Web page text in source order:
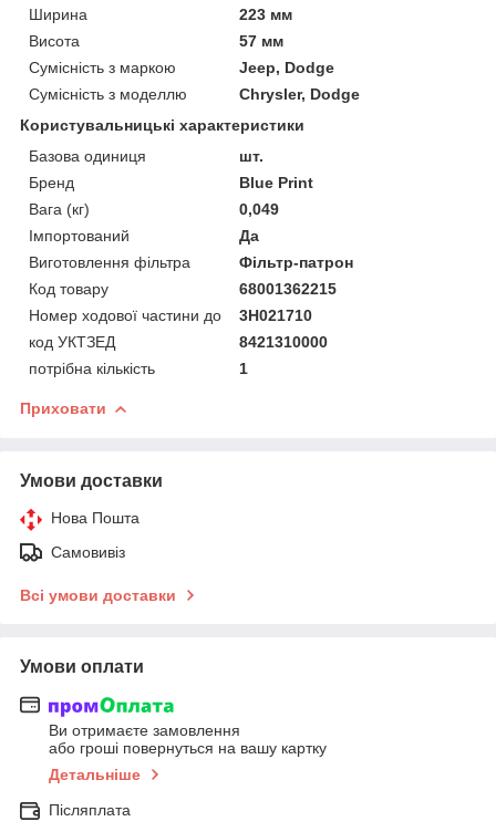
Ширина
223 мм
Висота
57 мм
Сумісність з маркою
Jeep, Dodge
Сумісність з моделлю
Chrysler, Dodge
Користувальницькі характеристики
Базова одиниця
шт.
Бренд
Blue Print
Вага (кг)
0,049
Імпортований
Да
Виготовлення фільтра
Фільтр-патрон
Код товару
68001362215
Номер ходової частини до
3H021710
код УКТЗЕД
8421310000
потрібна кількість
1
Приховати
Умови доставки
Нова Пошта
Самовивіз
Всі умови доставки
Умови оплати
Ви отримаєте замовлення
або гроші повернуться на вашу картку
Детальніше
Післяплата